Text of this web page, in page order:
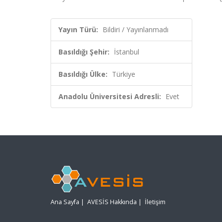
Yayın Türü: Bildiri / Yayınlanmadı
Basıldığı Şehir: İstanbul
Basıldığı Ülke: Türkiye
Anadolu Üniversitesi Adresli: Evet
Ana Sayfa | AVESİS Hakkında | İletişim